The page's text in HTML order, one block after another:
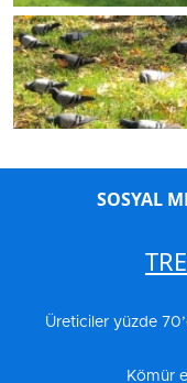
SOSYAL
Üreticiler yüzde
Kömür